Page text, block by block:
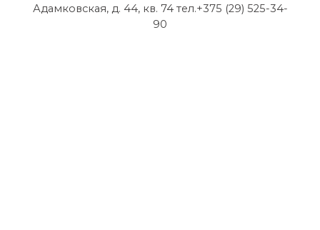
Адамковская, д. 44, кв. 74 тел.+375 (29) 525-34-
90